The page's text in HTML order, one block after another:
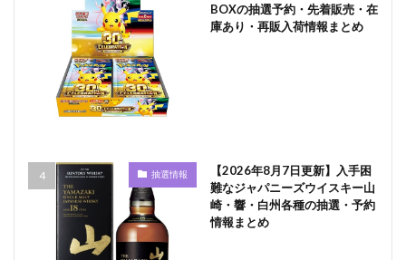
BOXの抽選予約・先着販売・在
庫あり・再販入荷情報まとめ
抽選情報
【2026年8月7日更新】入手困
難なジャパニーズウイスキー山
崎・響・白州各種の抽選・予約
情報まとめ